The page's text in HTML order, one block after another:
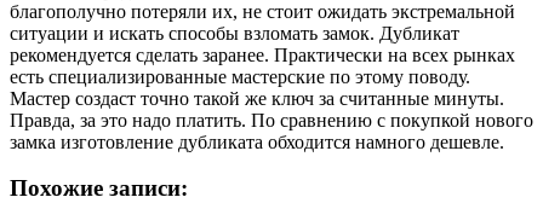
благополучно потеряли их, не стоит ожидать экстремальной
ситуации и искать способы взломать замок. Дубликат
рекомендуется сделать заранее. Практически на всех рынках
есть специализированные мастерские по этому поводу.
Мастер создаст точно такой же ключ за считанные минуты.
Правда, за это надо платить. По сравнению с покупкой нового
замка изготовление дубликата обходится намного дешевле.
Похожие записи: